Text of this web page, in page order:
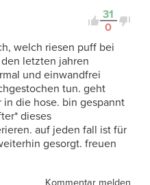
31
0
welch riesen puff bei
letzten jahren
und einwandfrei
tun. geht
die hose. bin gespannt
dieses
auf jeden fall ist für
gesorgt. freuen